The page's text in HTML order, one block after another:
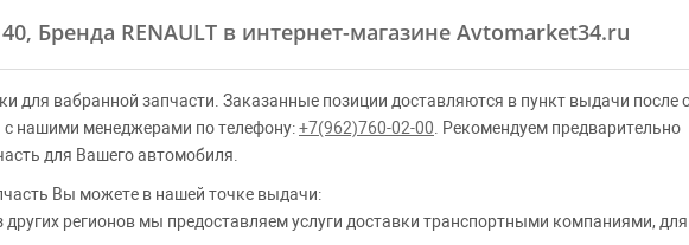
Бренда RENAULT в интернет-магазине Avtomarket34.ru
для вабранной запчасти. Заказанные позиции доставляются в пункт выдачи после
с нашими менеджерами по телефону:+7(962)760-02-00 . Рекомендуем предварительно
для Вашего автомобиля.
Вы можете в нашей точке выдачи:
других регионов мы предоставляем услуги доставки транспортными компаниями,